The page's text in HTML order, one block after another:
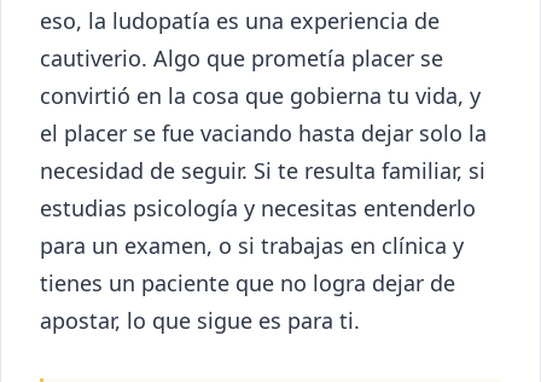
eso, la ludopatía es una experiencia de
cautiverio. Algo que prometía placer se
convirtió en la cosa que gobierna tu vida, y
el placer se fue vaciando hasta dejar solo la
necesidad de seguir. Si te resulta familiar, si
estudias psicología y necesitas entenderlo
para un examen, o si trabajas en clínica y
tienes un paciente que no logra dejar de
apostar, lo que sigue es para ti.